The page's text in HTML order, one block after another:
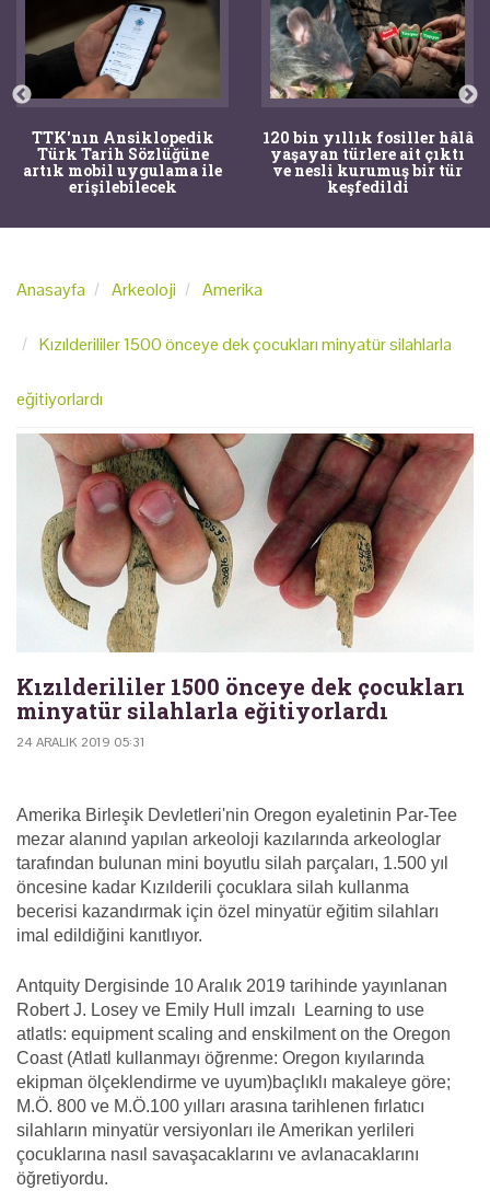
TTK'nın Ansiklopedik
Türk Tarih Sözlüğüne
artık mobil uygulama ile
erişilebilecek
120 bin yıllık fosiller hâlâ
yaşayan türlere ait çıktı
ve nesli kurumuş bir tür
keşfedildi
Anasayfa Arkeoloji Amerika
Kızılderililer 1500 önceye dek çocukları minyatür silahlarla
eğitiyorlardı
Kızılderililer 1500 önceye dek çocukları
minyatür silahlarla eğitiyorlardı
24 ARALIK 2019 05:31
Amerika Birleşik Devletleri'nin Oregon eyaletinin Par-Tee
mezar alanınd yapılan arkeoloji kazılarında arkeologlar
tarafından bulunan mini boyutlu silah parçaları, 1.500 yıl
öncesine kadar Kızılderili çocuklara silah kullanma
becerisi kazandırmak için özel minyatür eğitim silahları
imal edildiğini kanıtlıyor.
Antquity Dergisinde 10 Aralık 2019 tarihinde yayınlanan
Robert J. Losey ve Emily Hull imzalı Learning to use
atlatls: equipment scaling and enskilment on the Oregon
Coast (Atlatl kullanmayı öğrenme: Oregon kıyılarında
ekipman ölçeklendirme ve uyum)baçlıklı makaleye göre;
M.Ö. 800 ve M.Ö.100 yılları arasına tarihlenen fırlatıcı
silahların minyatür versiyonları ile Amerikan yerlileri
çocuklarına nasıl savaşacaklarını ve avlanacaklarını
öğretiyordu.